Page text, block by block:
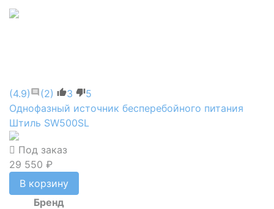
(4.9) (2) 3
5
Однофазный источник бесперебойного питания
Штиль SW500SL
Под заказ
29 550 ₽
В корзину
Бренд